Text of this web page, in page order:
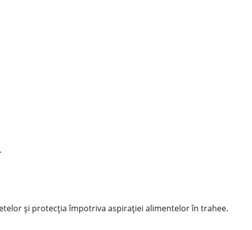
și protecția împotriva aspirației alimentelor în trahee.